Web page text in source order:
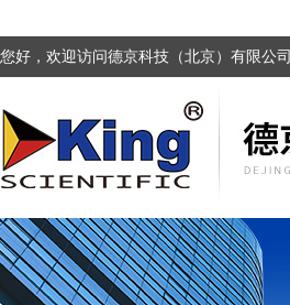
您好，欢迎访问德京科技（北京）有限公司